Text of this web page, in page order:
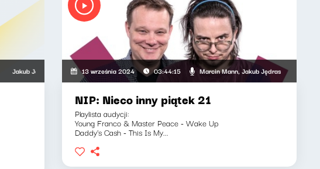
Jakub Jędras, Weronika Wawrzkowicz13 września 2024 03:44:15 Marcin Mann, Jakub Jędras
NIP: Nieco inny piątek 21
Playlista audycji:
Young Franco & Master Peace - Wake Up
Daddy's Cash - This Is My...